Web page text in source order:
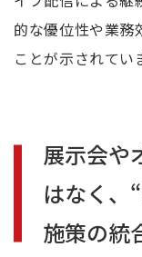
的な優位性や業務
ことが示されてい
展示会や
はなく、
施策の統